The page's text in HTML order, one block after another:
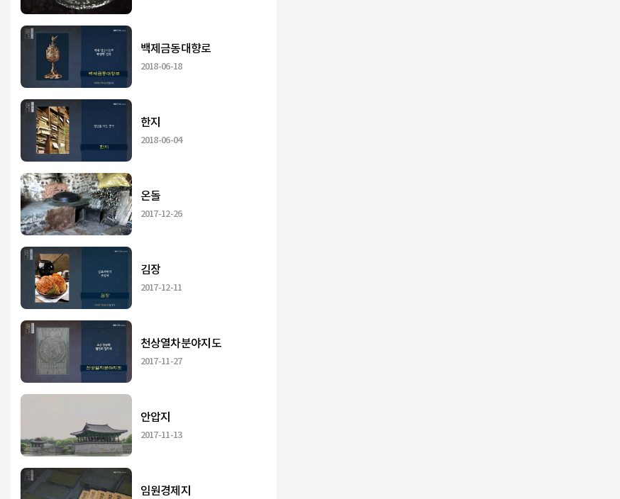
백제금동대향로
2018-06-18
한지
2018-06-04
온돌
2017-12-26
김장
2017-12-11
천상열차분야지도
2017-11-27
안압지
2017-11-13
임원경제지